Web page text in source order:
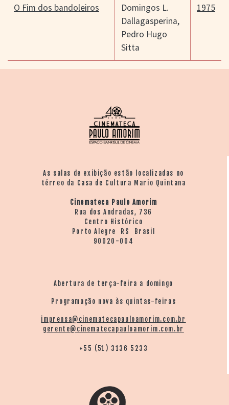
> FILMOGRAFIAS DE
CINEASTAS
LOCALIZAÇÃO
O Fim dos bandoleiros
Domingos L.
Dallagasperina,
Pedro Hugo
Sitta
1975
As salas de exibição estão localizadas no
térreo da Casa de Cultura Mario Quintana
Cinemateca Paulo Amorim
Rua dos Andradas, 736
Centro Histórico
Porto Alegre RS Brasil
90020-004
Abertura de terça-feira a domingo
Programação nova às quintas-feiras
imprensa@cinematecapauloamorim.com.br
gerente@cinematecapauloamorim.com.br
+55 (51) 3136 5233